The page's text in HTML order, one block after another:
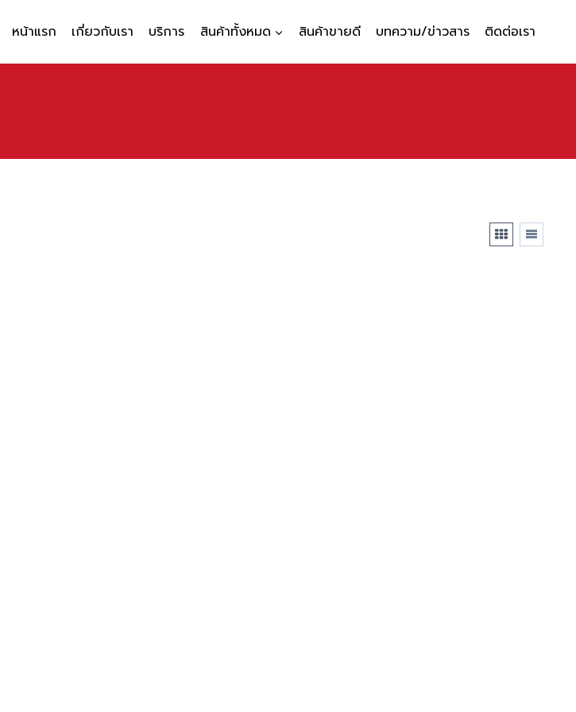
หน้าแรก เกี่ยวกับเรา บริการ สินค้าทั้งหมด สินค้าขายดี บทความ/ข่าวสาร ติดต่อเรา